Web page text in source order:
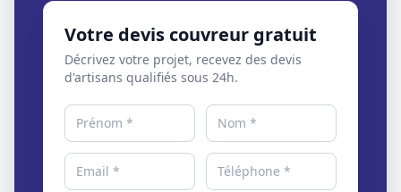
Votre devis couvreur gratuit
Décrivez votre projet, recevez des devis
d'artisans qualifiés sous 24h.